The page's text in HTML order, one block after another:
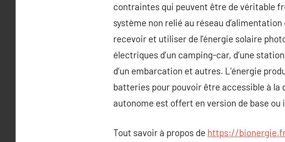
contraintes qui peuvent être de véritable
système non relié au réseau
recevoir et utiliser de l’énergie solaire
électriques d’un camping-car, d’une
d’un embarcation et autres. L’énergie
batteries pour pouvoir être accessible à
autonome est offert en version de base ou
Tout savoir à propos de https://